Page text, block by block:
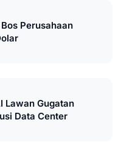
Perusahaan
Lawan Gugatan
Data Center